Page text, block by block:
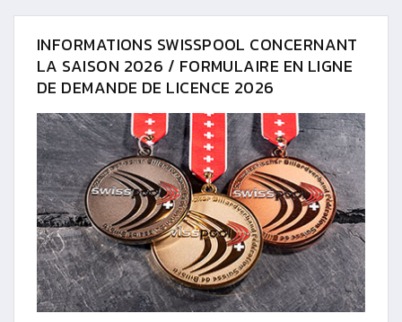
INFORMATIONS SWISSPOOL CONCERNANT
LA SAISON 2026 / FORMULAIRE EN LIGNE
DE DEMANDE DE LICENCE 2026